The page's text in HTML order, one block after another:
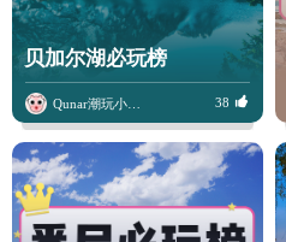
贝加尔湖必玩榜
38